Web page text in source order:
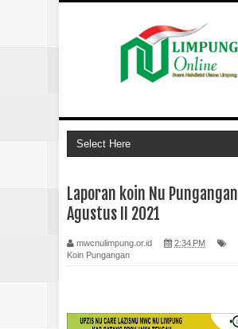
Laporan koin Nu Pungangan
Agustus II 2021
mwcnulimpung.or.id
2:34 PM
Koin Pungangan